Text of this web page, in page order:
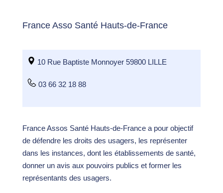
France Asso Santé Hauts-de-France
10 Rue Baptiste Monnoyer 59800 LILLE
03 66 32 18 88
France Assos Santé Hauts-de-France a pour objectif
de défendre les droits des usagers, les représenter
dans les instances, dont les établissements de santé,
donner un avis aux pouvoirs publics et former les
représentants des usagers.